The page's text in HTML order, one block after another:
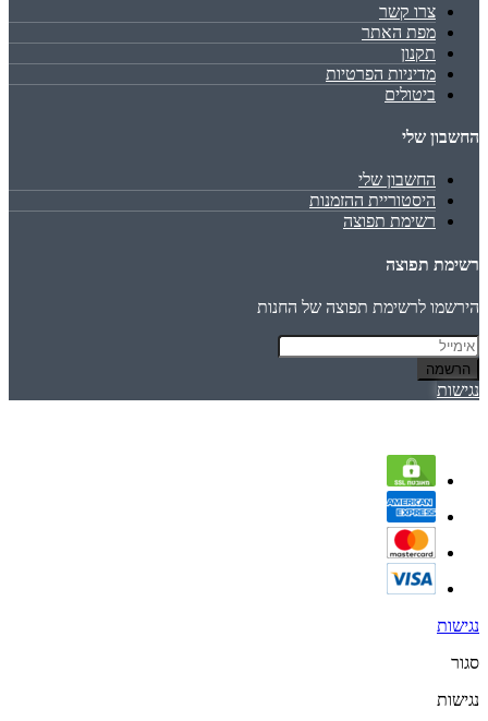
צרו קשר
מפת האתר
תקנון
מדיניות הפרטיות
ביטולים
החשבון שלי
החשבון שלי
היסטוריית ההזמנות
רשימת תפוצה
רשימת תפוצה
הירשמו לרשימת תפוצה של החנות
הרשמה
נגישות
נגישות
סגור
נגישות